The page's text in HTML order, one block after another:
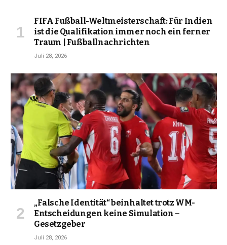
FIFA Fußball-Weltmeisterschaft: Für Indien
ist die Qualifikation immer noch ein ferner
Traum | Fußballnachrichten
Juli 28, 2026
„Falsche Identität“ beinhaltet trotz WM-
Entscheidungen keine Simulation –
Gesetzgeber
Juli 28, 2026